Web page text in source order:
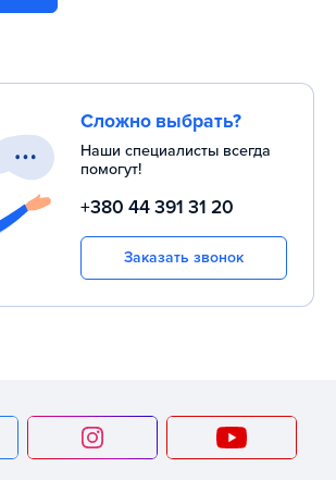
Сложно выбрать?
Наши специалисты всегда
помогут!
+380 44 391 31 20
Заказать звонок